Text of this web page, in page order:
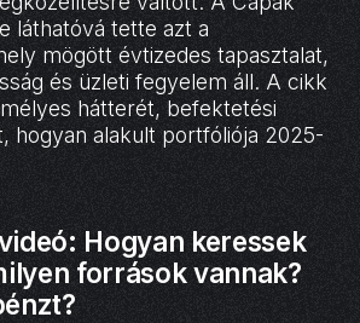
láthatóvá tette azt a
mögött évtizedes tapasztalat,
és üzleti fegyelem áll. A cikk
hátterét, befektetési
hogyan alakult portfóliója 2025-
Hogyan keressek
források vannak?